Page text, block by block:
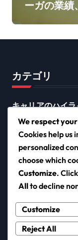
ーガの業績
カテゴリ
キャリアのハイ
プレイヤーの経歴
国際的な業績
We respect
Cookies help us
personalized
choose which
Customize. Click
Allto decline
Customize
Reject All